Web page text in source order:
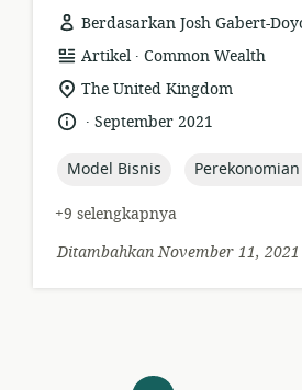
Berdasarkan Josh Gabert-
format
sumber
daya:
Artikel .
penerbit:
Common Wealth
lokasi
relevan:
The United Kingdom
bahasa:
.
tanggal
September 2021
topic:
Model Bisnis topic:
+9 selengkapnya
Ditambahkan November 11, 2021